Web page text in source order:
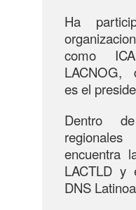
Ha
como
LACNOG,
es el
Dentro
encuentra
LACTLD y
DNS